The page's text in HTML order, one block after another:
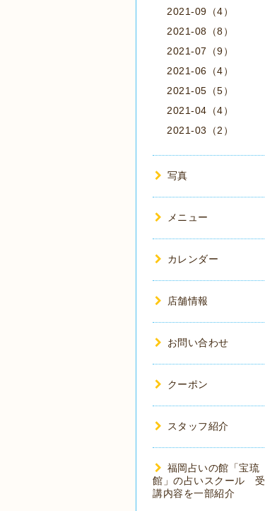
2021-09（4）
2021-08（8）
2021-07（9）
2021-06（4）
2021-05（5）
2021-04（4）
2021-03（2）
写真
メニュー
カレンダー
店舗情報
お問い合わせ
クーポン
スタッフ紹介
福岡占いの館「宝琉
館」の占いスクール 受
講内容を一部紹介